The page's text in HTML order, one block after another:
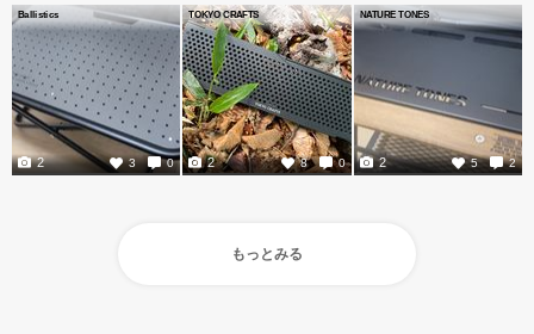
Ballistics
3 0
2
TOKYO CRAFTS
8 0
2
NATURE TONES
5 2
2
もっとみる